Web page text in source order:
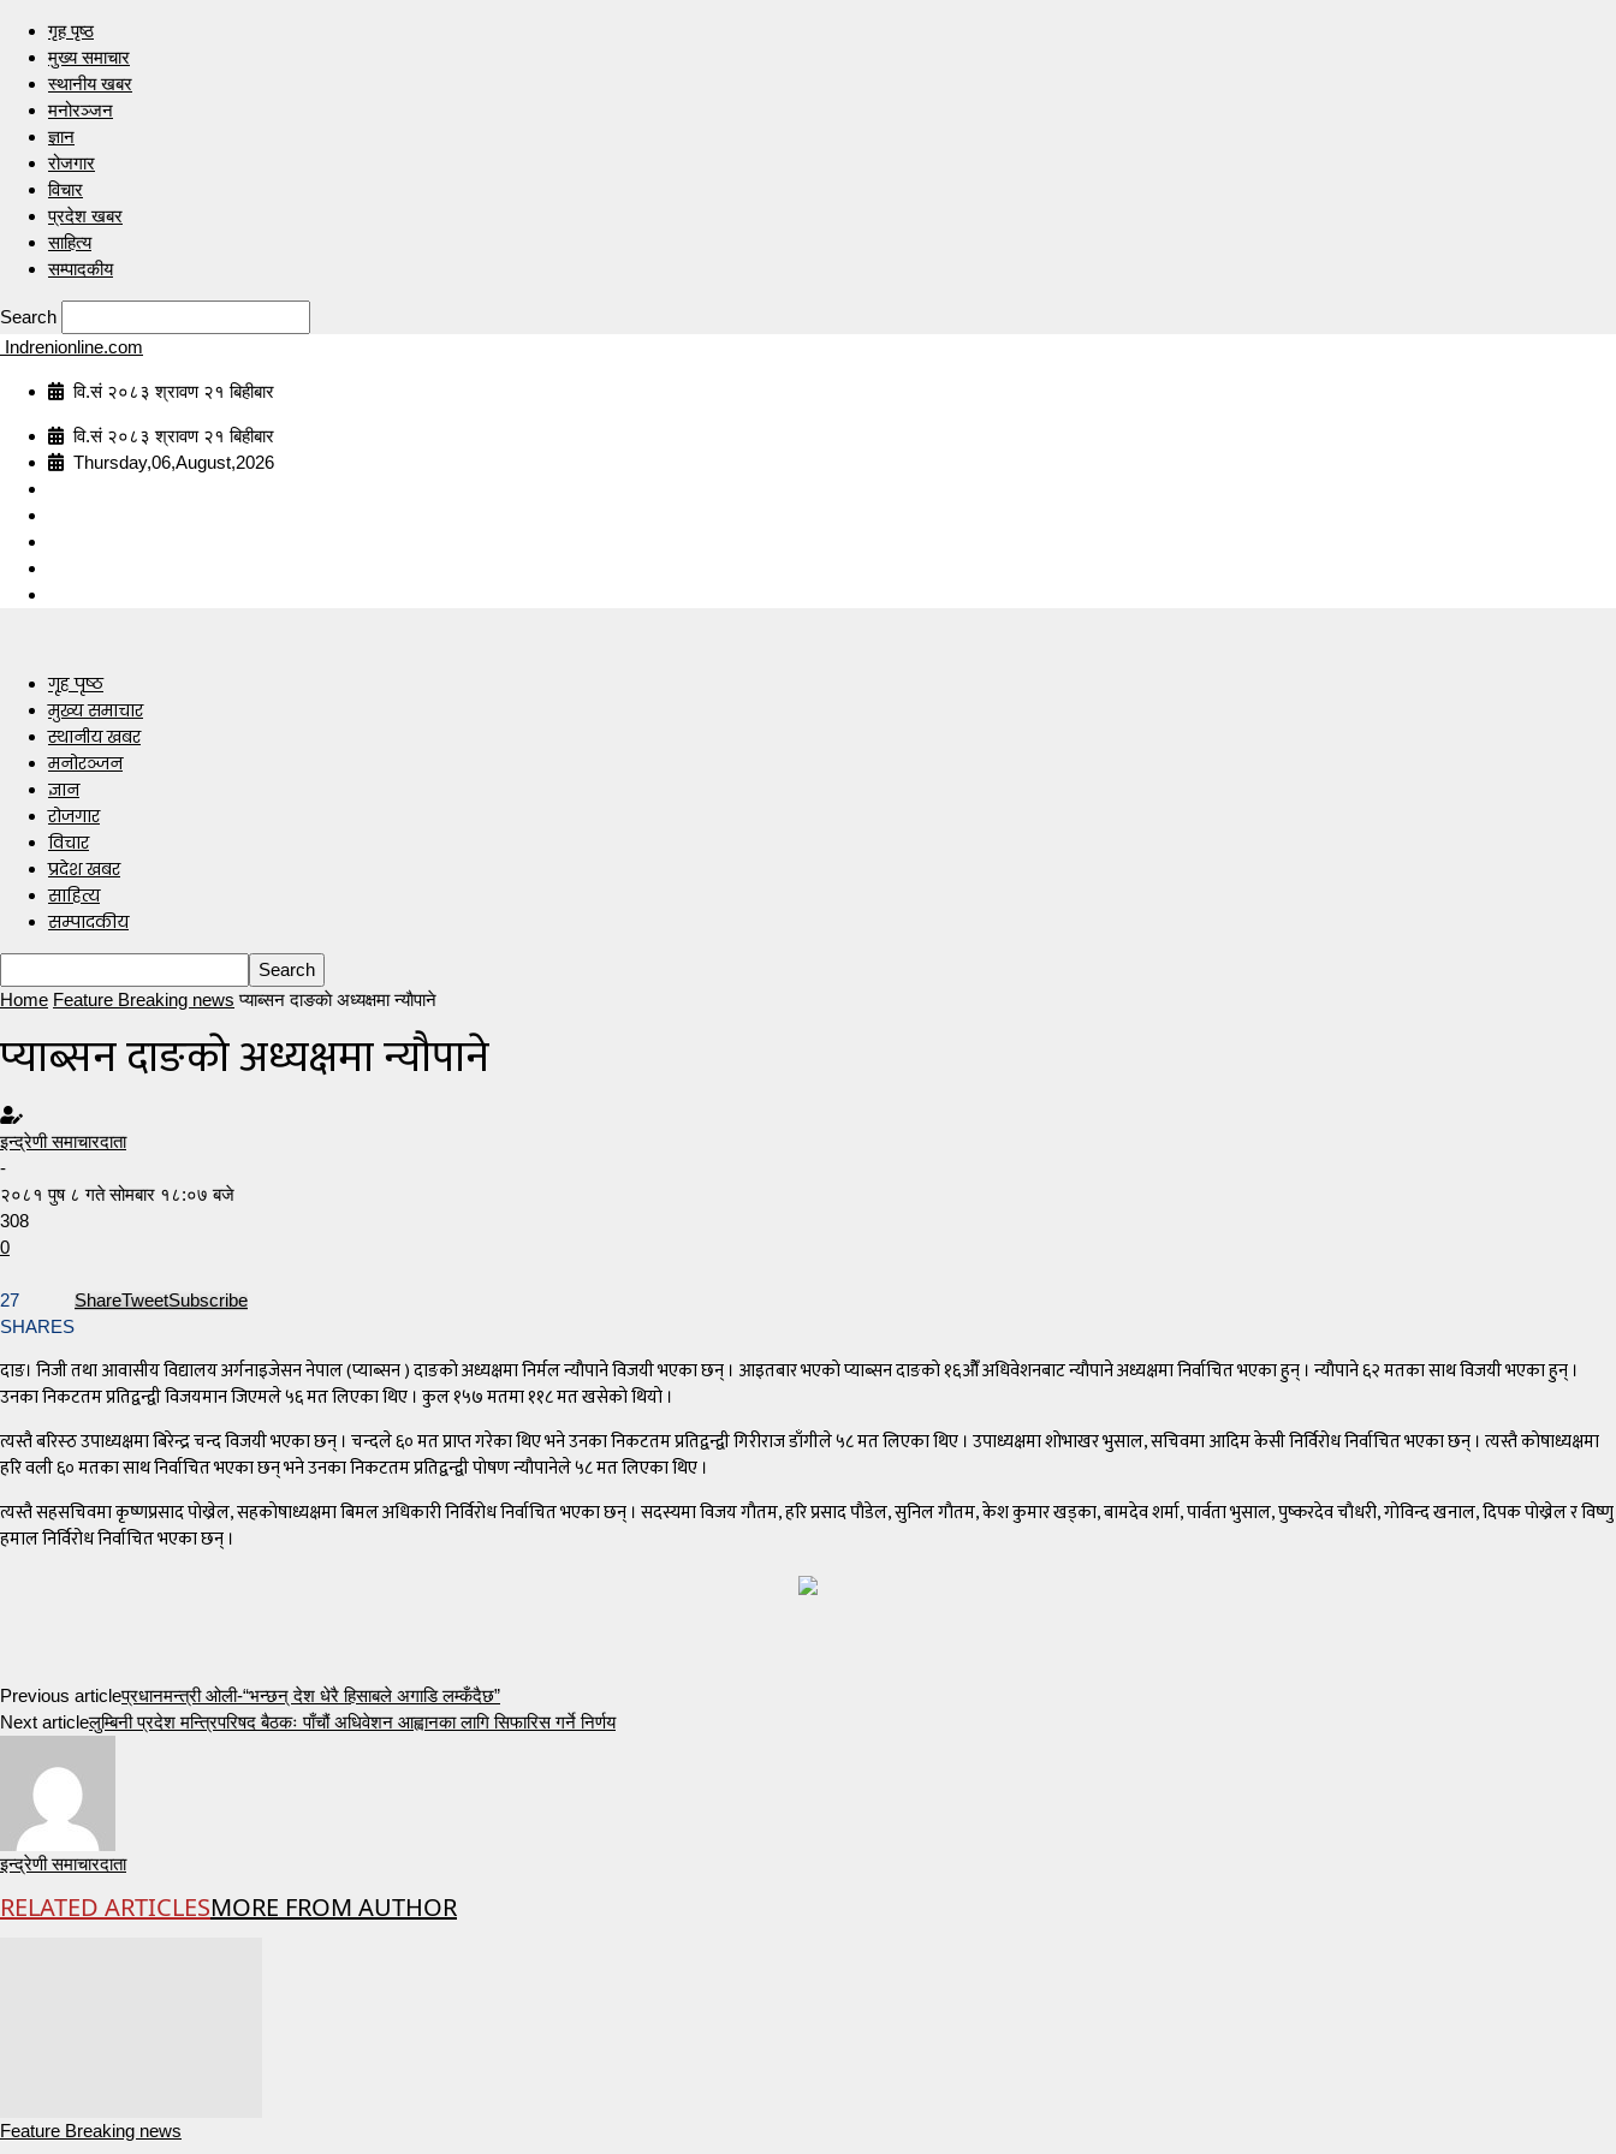
गृह पृष्ठ
मुख्य समाचार
स्थानीय खबर
मनोरञ्जन
ज्ञान
रोजगार
विचार
प्रदेश खबर
साहित्य
सम्पादकीय
Search
Indrenionline.com
वि.सं २०८३ श्रावण २१ बिहीबार
वि.सं २०८३ श्रावण २१ बिहीबार
Thursday,06,August,2026
गृह पृष्ठ
मुख्य समाचार
स्थानीय खबर
मनोरञ्जन
ज्ञान
रोजगार
विचार
प्रदेश खबर
साहित्य
सम्पादकीय
Home Feature Breaking news प्याब्सन दाङकाे अध्यक्षमा न्याैपाने
प्याब्सन दाङकाे अध्यक्षमा न्याैपाने
इन्द्रेणी समाचारदाता
-
२०८१ पुष ८ गते सोमबार १८:०७ बजे
308
0
27
SHARES
ShareTweetSubscribe
दाङ। निजी तथा आवासीय विद्यालय अर्गनाइजेसन नेपाल (प्याब्सन ) दाङकाे अध्यक्षमा निर्मल न्याैपाने विजयी भएका छन् । आइतबार भएकाे प्याब्सन दाङकाे १६ओैँ अधिवेशनबाट न्याैपाने अध्यक्षमा निर्वाचित भएका हुन् । न्याैपाने ६२ मतका साथ विजयी भएका हुन् ।
उनका निकटतम प्रतिद्वन्द्वी विजयमान जिएमले ५६ मत लिएका थिए । कुल १५७ मतमा ११८ मत खसेकाे थियाे ।
त्यस्तै बरिस्ठ उपाध्यक्षमा बिरेन्द्र चन्द विजयी भएका छन् । चन्दले ६० मत प्राप्त गरेका थिए भने उनका निकटतम प्रतिद्वन्द्वी गिरीराज डाँगीले ५८ मत लिएका थिए । उपाध्यक्षमा शाेभाखर भुसाल, सचिवमा आदिम केसी निर्विरोध निर्वाचित भएका छन् । त्यस्तै काेषाध्यक्षमा
हरि वली ६० मतका साथ निर्वाचित भएका छन् भने उनका निकटतम प्रतिद्वन्द्वी पाेषण न्याैपानेले ५८ मत लिएका थिए ।
त्यस्तै सहसचिवमा कृष्णप्रसाद पाेख्रेल, सहकाेषाध्यक्षमा बिमल अधिकारी निर्विरोध निर्वाचित भएका छन् । सदस्यमा विजय गाैतम, हरि प्रसाद पाैडेल, सुनिल गाैतम, केश कुमार खड्का, बामदेव शर्मा, पार्वता भुसाल, पुष्करदेव चाैधरी, गाेविन्द खनाल, दिपक पाेख्रेल र विष्णु
हमाल निर्विरोध निर्वाचित भएका छन् ।
Previous articleप्रधानमन्त्री ओली-“भन्छन् देश धेरै हिसाबले अगाडि लम्कँदैछ”
Next articleलुम्बिनी प्रदेश मन्त्रिपरिषद बैठकः पाँचौं अधिवेशन आह्वानका लागि सिफारिस गर्ने निर्णय
इन्द्रेणी समाचारदाता
RELATED ARTICLESMORE FROM AUTHOR
Feature Breaking news